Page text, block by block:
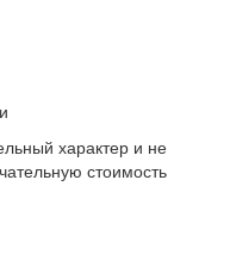
характер и не
стоимость